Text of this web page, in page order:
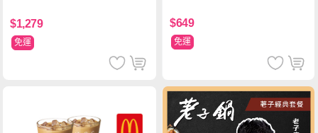
$1,279
免運
$649
免運